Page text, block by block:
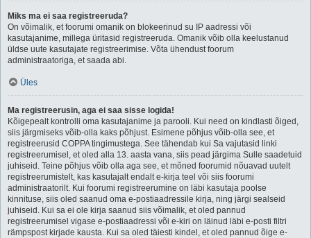
Miks ma ei saa registreeruda?
On võimalik, et foorumi omanik on blokeerinud su IP aadressi või
kasutajanime, millega üritasid registreeruda. Omanik võib olla keelustanud
üldse uute kasutajate registreerimise. Võta ühendust foorum
administraatoriga, et saada abi.
Üles
Ma registreerusin, aga ei saa sisse logida!
Kõigepealt kontrolli oma kasutajanime ja parooli. Kui need on kindlasti õiged,
siis järgmiseks võib-olla kaks põhjust. Esimene põhjus võib-olla see, et
registreerusid COPPA tingimustega. See tähendab kui Sa vajutasid linki
registreerumisel, et oled alla 13. aasta vana, siis pead järgima Sulle saadetuid
juhiseid. Teine põhjus võib olla aga see, et mõned foorumid nõuavad uutelt
registreerumistelt, kas kasutajalt endalt e-kirja teel või siis foorumi
administraatorilt. Kui foorumi registreerumine on läbi kasutaja poolse
kinnituse, siis oled saanud oma e-postiaadressile kirja, ning järgi sealseid
juhiseid. Kui sa ei ole kirja saanud siis võimalik, et oled pannud
registreerumisel vigase e-postiaadressi või e-kiri on läinud läbi e-posti filtri
rämpspost kirjade kausta. Kui sa oled täiesti kindel, et oled pannud õige e-